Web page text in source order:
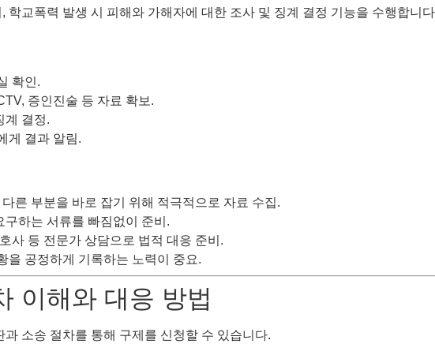
교폭력 발생 시 피해와 가해자에 대한 조사 및 징계 결정 기능을 수행합니
확인.
증인진술 등 자료 확보.
계 결정.
게 결과 알림.
른 부분을 바로 잡기 위해 적극적으로 자료 수집.
구하는 서류를 빠짐없이 준비.
사 등 전문가 상담으로 법적 대응 준비.
을 공정하게 기록하는 노력이 중요.
이해와 대응 방법
소송 절차를 통해 구제를 신청할 수 있습니다.